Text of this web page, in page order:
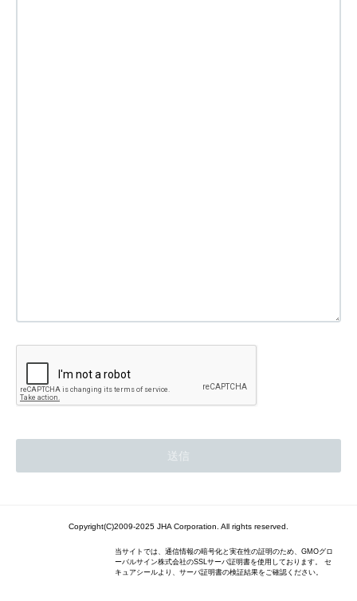
Copyright(C)2009-2025 JHA Corporation. All rights reserved.
当サイトでは、通信情報の暗号化と実在性の証明のため、GMOグロ
ーバルサイン株式会社のSSLサーバ証明書を使用しております。 セ
キュアシールより、サーバ証明書の検証結果をご確認ください。